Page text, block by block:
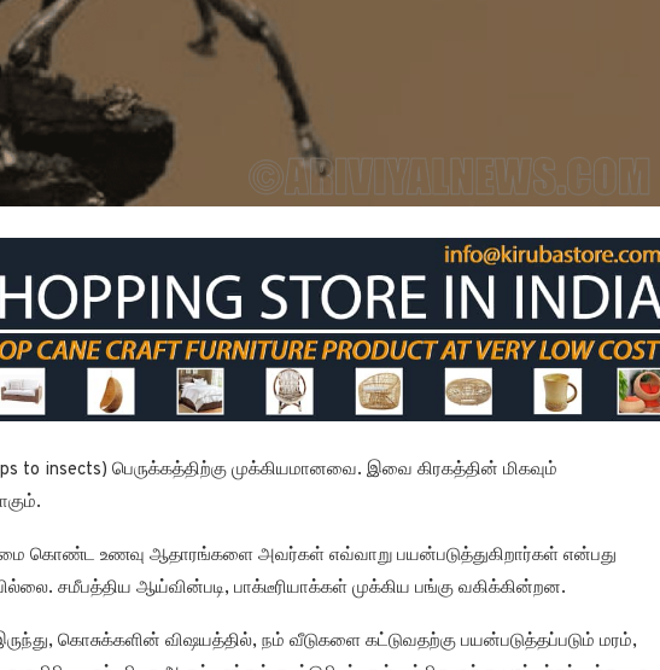
to insects) பெருக்கத்திற்கு முக்கியமானவை. இவை கிரகத்தின் மிகவும்
கொண்ட உணவு ஆதாரங்களை அவர்கள் எவ்வாறு பயன்படுத்துகிறார்கள் என்பது
சமீபத்திய ஆய்வின்படி, பாக்டீரியாக்கள் முக்கிய பங்கு வகிக்கின்றன.
கொசுக்களின் விஷயத்தில், நம் வீடுகளை கட்டுவதற்கு பயன்படுத்தப்படும் மரம்,